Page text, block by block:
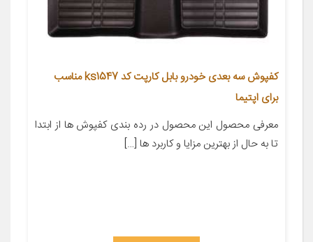
کفپوش سه بعدی خودرو بابل کارپت کد ks1547 مناسب
برای اپتیما
معرفی محصول این محصول در رده بندی کفپوش ها از ابتدا
تا به حال از بهترین مزایا و کاربرد ها […]